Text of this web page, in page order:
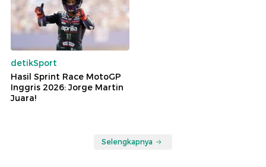
detikSport
Hasil Sprint Race MotoGP
Inggris 2026: Jorge Martin
Juara!
Selengkapnya